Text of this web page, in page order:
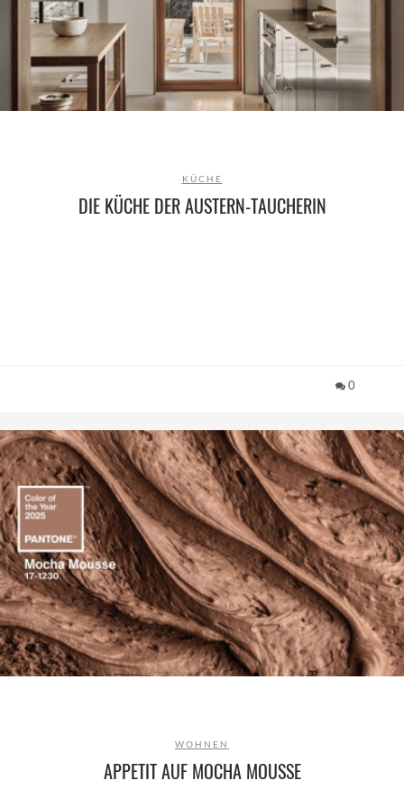
KÜCHE
DIE KÜCHE DER AUSTERN-TAUCHERIN
0
WOHNEN
APPETIT AUF MOCHA MOUSSE